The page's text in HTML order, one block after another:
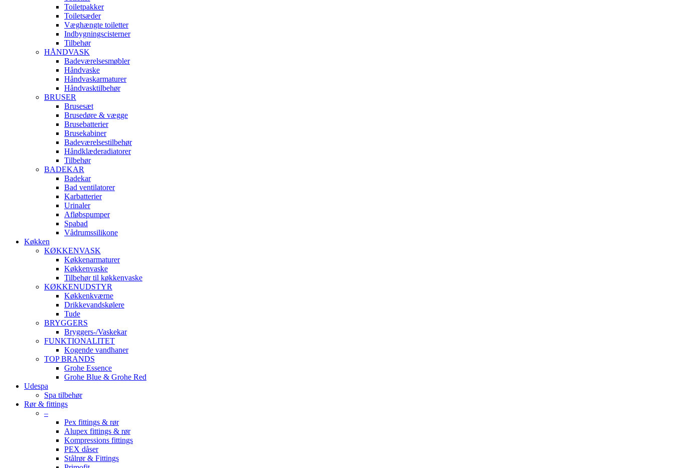
Toiletpakker
Toiletsæder
Væghængte toiletter
Indbygningscisterner
Tilbehør
HÅNDVASK
Badeværelsesmøbler
Håndvaske
Håndvaskarmaturer
Håndvasktilbehør
BRUSER
Brusesæt
Brusedøre & vægge
Brusebatterier
Brusekabiner
Badeværelsestilbehør
Håndklæderadiatorer
Tilbehør
BADEKAR
Badekar
Bad ventilatorer
Karbatterier
Urinaler
Afløbspumper
Spabad
Vådrumssilikone
Køkken
KØKKENVASK
Køkkenarmaturer
Køkkenvaske
Tilbehør til køkkenvaske
KØKKENUDSTYR
Køkkenkværne
Drikkevandskølere
Tude
BRYGGERS
Bryggers-/Vaskekar
FUNKTIONALITET
Kogende vandhaner
TOP BRANDS
Grohe Essence
Grohe Blue & Grohe Red
Udespa
Spa tilbehør
Rør & fittings
–
Pex fittings & rør
Alupex fittings & rør
Kompressions fittings
PEX dåser
Stålrør & Fittings